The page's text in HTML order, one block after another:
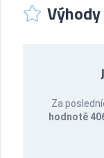
Za
hodnotě